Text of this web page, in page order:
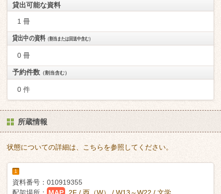
貸出可能な資料
1 冊
貸出中の資料（割当または回送中含む）
0 冊
予約件数 （割当含む）
0 件
所蔵情報
状態についての詳細は、こちらを参照してください。
1
資料番号： 010919355
配架場所：
MAP 2F / 西（W） / W13～W22 / 文学